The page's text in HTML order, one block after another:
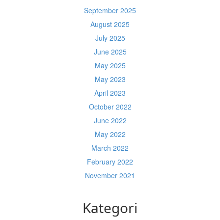
September 2025
August 2025
July 2025
June 2025
May 2025
May 2023
April 2023
October 2022
June 2022
May 2022
March 2022
February 2022
November 2021
Kategori